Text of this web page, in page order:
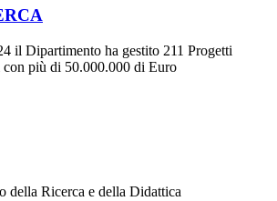
il Dipartimento ha gestito 211 Progetti
più di 50.000.000 di Euro
della Ricerca e della Didattica